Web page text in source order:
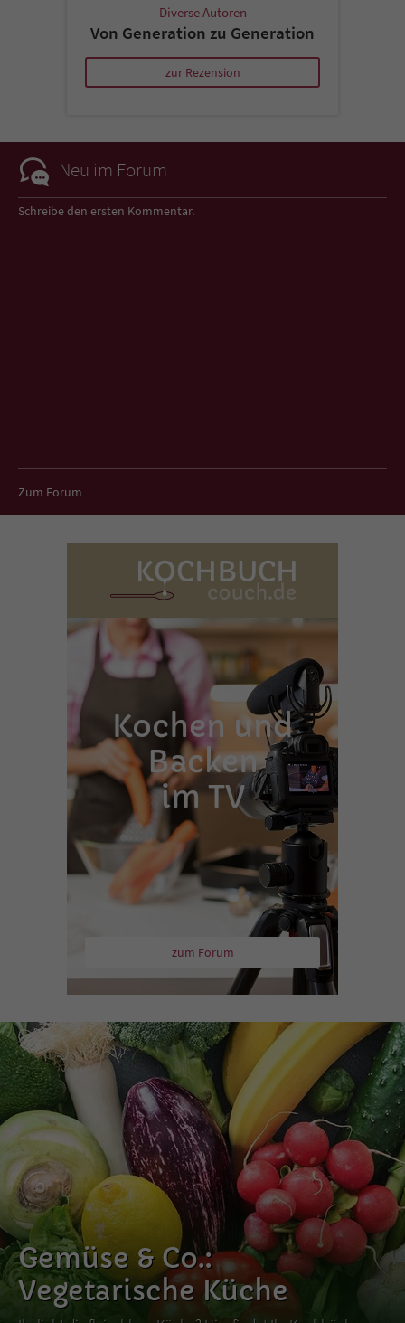
Diverse Autoren
Von Generation zu Generation
zur Rezension
Neu im Forum
Schreibe den ersten Kommentar.
Zum Forum
Kochen und
Backen
im TV
zum Forum
Gemüse & Co.:
Vegetarische Küche